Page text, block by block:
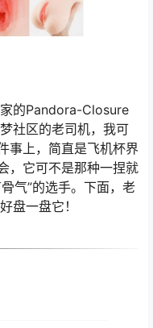
的Pandora-Closure
社区的老司机，我可
事上，简直是飞机杯界
，它可不是那种一捏就
气”的选手。下面，老
盘一盘它！